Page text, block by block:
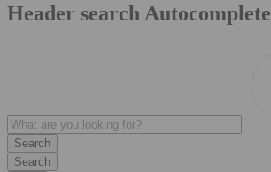
Header search Autocomplete
Search